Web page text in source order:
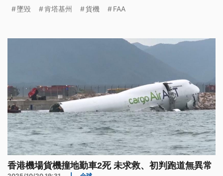
墜毀 肯塔基州 貨機 FAA
香港機場貨機撞地勤車2死 未求救、初判跑道無異常